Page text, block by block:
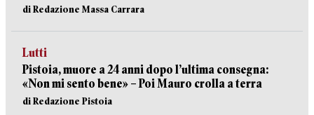
di Redazione Massa Carrara
Lutti
Pistoia, muore a 24 anni dopo l’ultima consegna:
«Non mi sento bene» – Poi Mauro crolla a terra
di Redazione Pistoia